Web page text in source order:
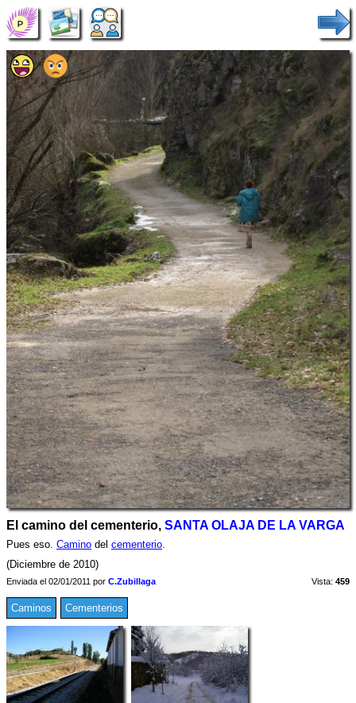
El camino del cementerio, SANTA OLAJA DE LA VARGA
Pues eso. Camino del cementerio.
(Diciembre de 2010)
Enviada el 02/01/2011 por C.Zubillaga Vista: 459
Caminos Cementerios